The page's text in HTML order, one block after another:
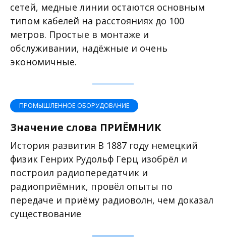
сетей, медные линии остаются основным
типом кабелей на расстояниях до 100
метров. Простые в монтаже и
обслуживании, надёжные и очень
экономичные.
ПРОМЫШЛЕННОЕ ОБОРУДОВАНИЕ
Значение слова ПРИЁМНИК
История развития В 1887 году немецкий
физик Генрих Рудольф Герц изобрёл и
построил радиопередатчик и
радиоприёмник, провёл опыты по
передаче и приёму радиоволн, чем доказал
существование